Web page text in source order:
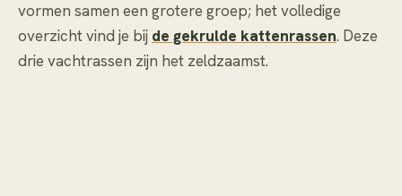
vormen samen een grotere groep; het volledige
overzicht vind je bij de gekrulde kattenrassen. Deze
drie vachtrassen zijn het zeldzaamst.